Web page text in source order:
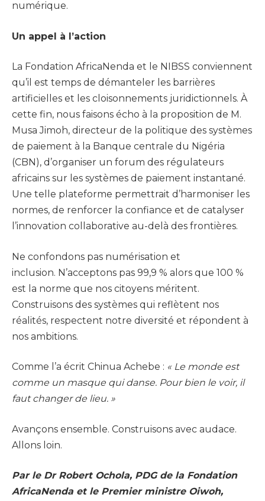
numérique.
Un appel à l’action
La Fondation AfricaNenda et le NIBSS conviennent
qu’il est temps de démanteler les barrières
artificielles et les cloisonnements juridictionnels. À
cette fin, nous faisons écho à la proposition de M.
Musa Jimoh, directeur de la politique des systèmes
de paiement à la Banque centrale du Nigéria
(CBN), d’organiser un forum des régulateurs
africains sur les systèmes de paiement instantané.
Une telle plateforme permettrait d’harmoniser les
normes, de renforcer la confiance et de catalyser
l’innovation collaborative au-delà des frontières.
Ne confondons pas numérisation et
inclusion. N’acceptons pas 99,9 % alors que 100 %
est la norme que nos citoyens méritent.
Construisons des systèmes qui reflètent nos
réalités, respectent notre diversité et répondent à
nos ambitions.
Comme l’a écrit Chinua Achebe : « Le monde est
comme un masque qui danse. Pour bien le voir, il
faut changer de lieu. »
Avançons ensemble. Construisons avec audace.
Allons loin.
Par le Dr Robert Ochola, PDG de la Fondation
AfricaNenda et le Premier ministre Oiwoh,